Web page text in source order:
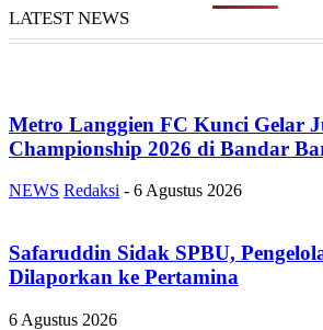
LATEST NEWS
Metro Langgien FC Kunci Gelar
Championship 2026 di Bandar
NEWS Redaksi - 6 Agustus 2026
Safaruddin Sidak SPBU,
Dilaporkan ke Pertamina
6 Agustus 2026